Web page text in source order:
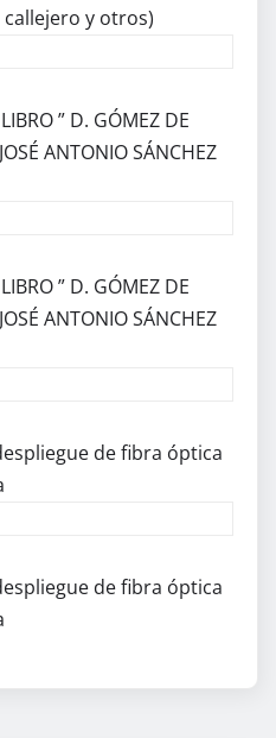
y otros)
” D. GÓMEZ DE
ANTONIO SÁNCHEZ
” D. GÓMEZ DE
ANTONIO SÁNCHEZ
de fibra óptica
de fibra óptica